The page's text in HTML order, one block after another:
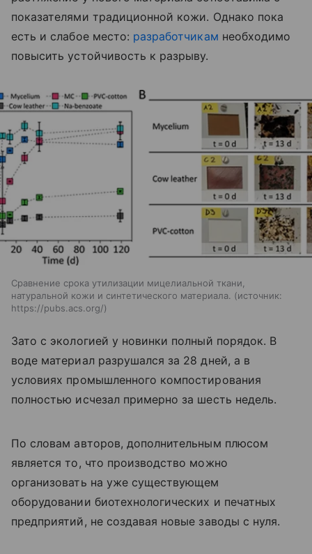
показателями традиционной кожи. Однако пока
есть и слабое место: разработчикам необходимо
повысить устойчивость к разрыву.
Сравнение срока утилизации мицелиальной ткани,
натуральной кожи и синтетического материала.
источник:
https://pubs.acs.org/
Зато с экологией у новинки полный порядок. В
воде материал разрушался за 28 дней, а в
условиях промышленного компостирования
полностью исчезал примерно за шесть недель.
По словам авторов, дополнительным плюсом
является то, что производство можно
организовать на уже существующем
оборудовании биотехнологических и печатных
предприятий, не создавая новые заводы с нуля.